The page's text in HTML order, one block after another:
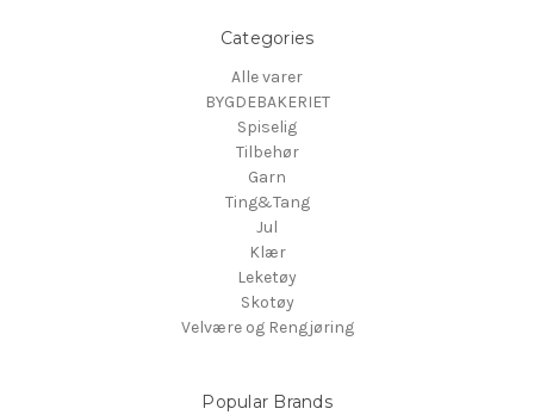
Categories
Alle varer
BYGDEBAKERIET
Spiselig
Tilbehør
Garn
Ting&Tang
Jul
Klær
Leketøy
Skotøy
Velvære og Rengjøring
Popular Brands